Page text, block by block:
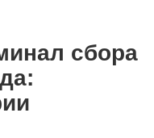
сбора